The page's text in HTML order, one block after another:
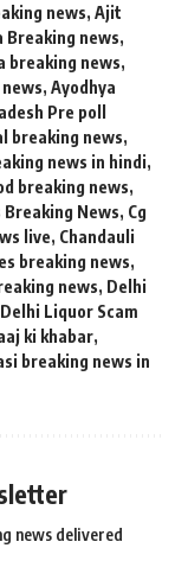
news, Ajit
Breaking news,
breaking news,
, Ayodhya
Pre poll
breaking news,
news in hindi,
breaking news,
News, Cg
live, Chandauli
breaking news,
news, Delhi
Delhi Liquor Scam
ki khabar,
breaking news in
news delivered